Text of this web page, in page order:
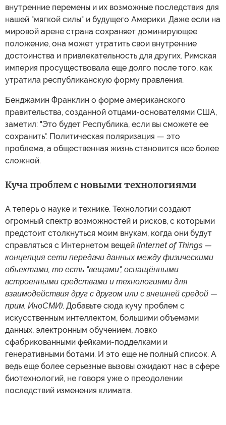
внутренние перемены и их возможные последствия для
нашей "мягкой силы" и будущего Америки. Даже если на
мировой арене страна сохраняет доминирующее
положение, она может утратить свои внутренние
достоинства и привлекательность для других. Римская
империя просуществовала еще долго после того, как
утратила республиканскую форму правления.
Бенджамин Франклин о форме американского
правительства, созданной отцами-основателями США,
заметил: "Это будет Республика, если вы сможете ее
сохранить". Политическая поляризация — это
проблема, а общественная жизнь становится все более
сложной.
Куча проблем с новыми технологиями
А теперь о науке и технике. Технологии создают
огромный спектр возможностей и рисков, с которыми
предстоит столкнуться моим внукам, когда они будут
справляться с Интернетом вещей (Internet of Things —
концепция сети передачи данных между физическими
объектами, то есть "вещами", оснащёнными
встроенными средствами и технологиями для
взаимодействия друг с другом или с внешней средой —
прим. ИноСМИ). Добавьте сюда кучу проблем с
искусственным интеллектом, большими объемами
данных, электронным обучением, ловко
сфабрикованными фейками-подделками и
генеративными ботами. И это еще не полный список. А
ведь еще более серьезные вызовы ожидают нас в сфере
биотехнологий, не говоря уже о преодолении
последствий изменения климата.